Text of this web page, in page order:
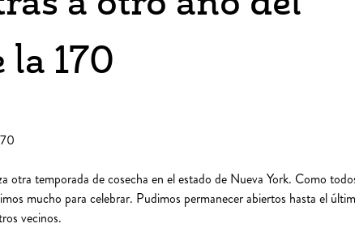
170
otra temporada de cosecha en el estado de Nueva York. Como
mucho para celebrar. Pudimos permanecer abiertos hasta el
vecinos.